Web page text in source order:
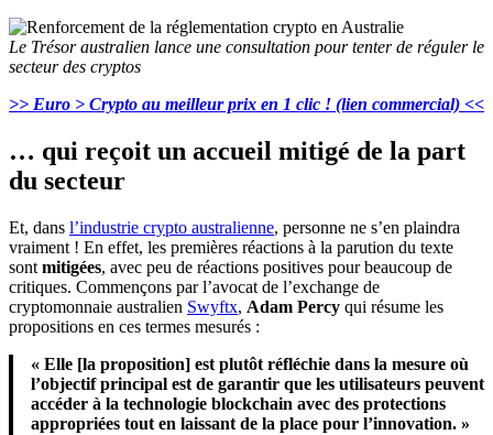
Le Trésor australien lance une consultation pour tenter de réguler le
secteur des cryptos
>> Euro > Crypto au meilleur prix en 1 clic ! (lien commercial) <<
… qui reçoit un accueil mitigé de la part
du secteur
Et, dans l’industrie crypto australienne, personne ne s’en plaindra
vraiment ! En effet, les premières réactions à la parution du texte
sont mitigées, avec peu de réactions positives pour beaucoup de
critiques. Commençons par l’avocat de l’exchange de
cryptomonnaie australien Swyftx, Adam Percy qui résume les
propositions en ces termes mesurés :
« Elle [la proposition] est plutôt réfléchie dans la mesure où
l’objectif principal est de garantir que les utilisateurs peuvent
accéder à la technologie blockchain avec des protections
appropriées tout en laissant de la place pour l’innovation. »